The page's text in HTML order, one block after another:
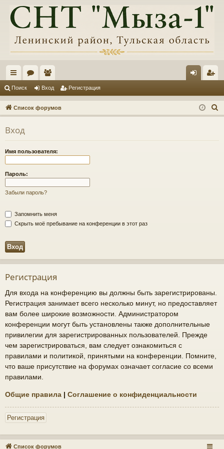
с
ы
лк
и
ум
ы
ол
ьз
ов
и
д ис
тр
Поиск Вход Регистрация
Список форумов
о
Вход
Имя пользователя:
Пароль:
Забыли пароль?
Запомнить меня
Скрыть моё пребывание на конференции в этот раз
Регистрация
Для входа на конференцию вы должны быть зарегистрированы.
Регистрация занимает всего несколько минут, но предоставляет
вам более широкие возможности. Администратором
конференции могут быть установлены также дополнительные
привилегии для зарегистрированных пользователей. Прежде
чем зарегистрироваться, вам следует ознакомиться с
правилами и политикой, принятыми на конференции. Помните,
что ваше присутствие на форумах означает согласие со всеми
правилами.
Общие правила | Соглашение о конфиденциальности
Регистрация
Список форумов